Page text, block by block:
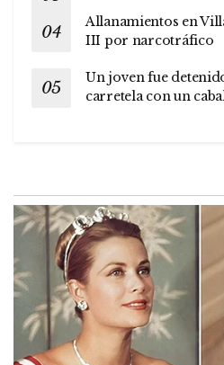
Allanamientos en
III por narcotráfico
Un joven fue
carretela con un